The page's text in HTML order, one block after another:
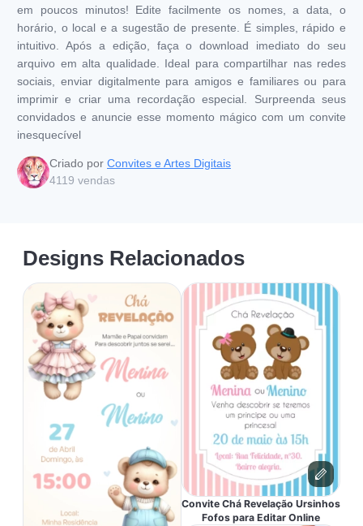
em poucos minutos! Edite facilmente os nomes, a data, o
horário, o local e a sugestão de presente. É simples, rápido e
intuitivo. Após a edição, faça o download imediato do seu
arquivo em alta qualidade. Ideal para compartilhar nas redes
sociais, enviar digitalmente para amigos e familiares ou para
imprimir e criar uma recordação especial. Surpreenda seus
convidados e anuncie esse momento mágico com um convite
inesquecível
Criado por Convites e Artes Digitais
4119 vendas
Designs Relacionados
Convite Chá Revelação Ursinhos
Fofos para Editar Online